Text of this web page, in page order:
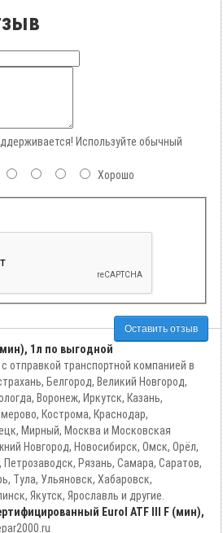
Используйте обычный
Хорошо
Оставить отзыв
1л по выгодной
отправкой транспортной компанией в
Белгород, Великий Новгород,
Воронеж, Иркутск, Казань,
Кострома, Краснодар,
Мирный, Москва и Московская
Новгород, Новосибирск, Омск, Орёл,
Петрозаводск, Рязань, Самара, Саратов,
Тула, Ульяновск, Хабаровск,
Якутск, Ярославль и другие.
Eurol ATF III F (мин),